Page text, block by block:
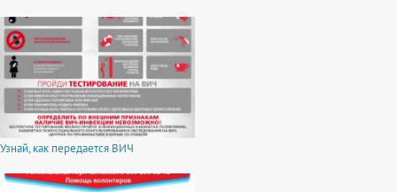
Узнай, как передается ВИЧ